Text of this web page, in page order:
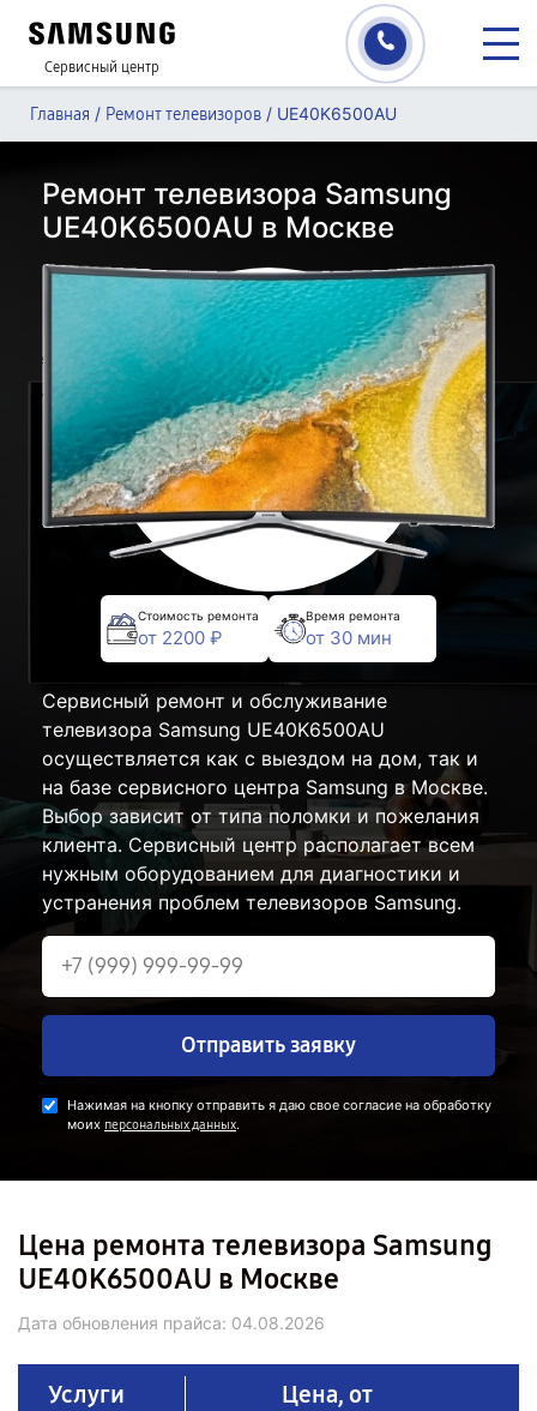
Сервисный центр
Главная / Ремонт телевизоров / UE40K6500AU
Ремонт телевизора Samsung
UE40K6500AU в Москве
Стоимость ремонта
от 2200 ₽
Время ремонта
от 30 мин
Сервисный ремонт и обслуживание
телевизора Samsung UE40K6500AU
осуществляется как с выездом на дом, так и
на базе сервисного центра Samsung в Москве.
Выбор зависит от типа поломки и пожелания
клиента. Сервисный центр располагает всем
нужным оборудованием для диагностики и
устранения проблем телевизоров Samsung.
Отправить заявку
Нажимая на кнопку отправить я даю свое согласие на обработку
моих персональных данных.
Цена ремонта телевизора Samsung
UE40K6500AU в Москве
Дата обновления прайса: 04.08.2026
Услуги Цена, от